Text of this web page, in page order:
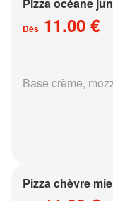
Dès 11.00 €
Base crème,
Pizza chèvre